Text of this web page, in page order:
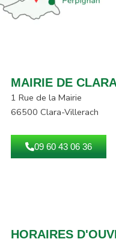
MAIRIE DE
1 Rue de la Mairie
66500 Clara-Villerach
09 60 43 06 36
HORAIRES